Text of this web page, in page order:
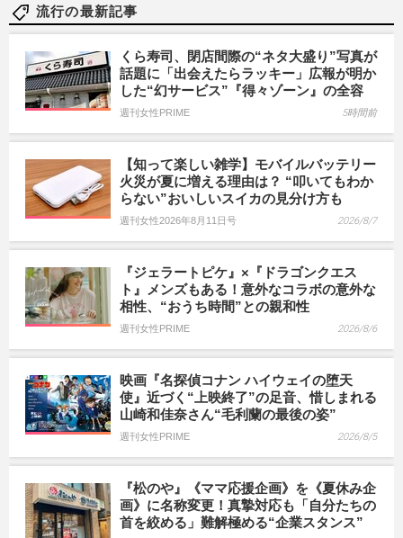
流行の最新記事
くら寿司、閉店間際の“ネタ大盛り”写真が
話題に「出会えたらラッキー」広報が明か
した“幻サービス”『得々ゾーン』の全容
週刊女性PRIME 5時間前
【知って楽しい雑学】モバイルバッテリー
火災が夏に増える理由は？ “叩いてもわか
らない”おいしいスイカの見分け方も
週刊女性2026年8月11日号 2026/8/7
『ジェラートピケ』×『ドラゴンクエス
ト』メンズもある！意外なコラボの意外な
相性、“おうち時間”との親和性
週刊女性PRIME 2026/8/6
映画『名探偵コナン ハイウェイの堕天
使』近づく“上映終了”の足音、惜しまれる
山崎和佳奈さん“毛利蘭の最後の姿”
週刊女性PRIME 2026/8/5
『松のや』《ママ応援企画》を《夏休み企
画》に名称変更！真摯対応も「自分たちの
首を絞める」難解極める“企業スタンス”